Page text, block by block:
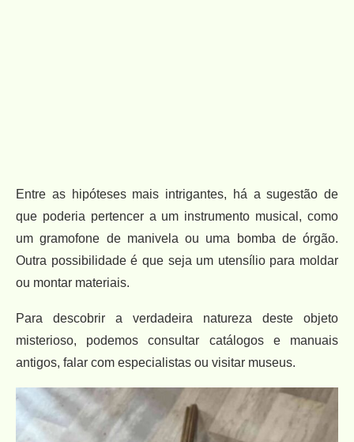
Entre as hipóteses mais intrigantes, há a sugestão de
que poderia pertencer a um instrumento musical, como
um gramofone de manivela ou uma bomba de órgão.
Outra possibilidade é que seja um utensílio para moldar
ou montar materiais.
Para descobrir a verdadeira natureza deste objeto
misterioso, podemos consultar catálogos e manuais
antigos, falar com especialistas ou visitar museus.